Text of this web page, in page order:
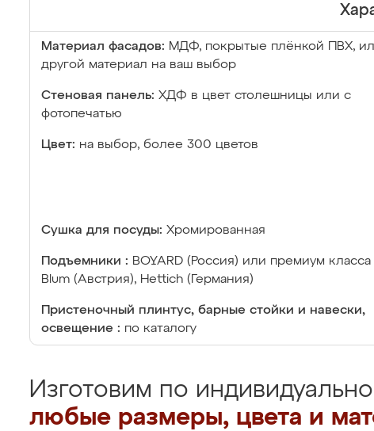
Материал фасадов: МДФ, покрытые плёнкой ПВХ,
другой материал на ваш выбор
Стеновая панель: ХДФ в цвет столешницы или с
фотопечатью
Цвет: на выбор, более 300 цветов
Сушка для посуды: Хромированная
Подъемники : BOYARD (Россия) или премиум класса
Blum (Австрия), Hettich (Германия)
Пристеночный плинтус, барные стойки и навески,
освещение : по каталогу
Изготовим по
любые размеры, цвета и